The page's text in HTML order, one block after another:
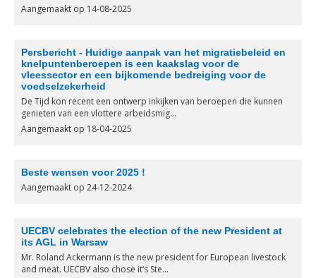
Aangemaakt op 14-08-2025
Persbericht - Huidige aanpak van het migratiebeleid en
knelpuntenberoepen is een kaakslag voor de
vleessector en een bijkomende bedreiging voor de
voedselzekerheid
De Tijd kon recent een ontwerp inkijken van beroepen die kunnen
genieten van een vlottere arbeidsmig...
Aangemaakt op 18-04-2025
Beste wensen voor 2025 !
Aangemaakt op 24-12-2024
UECBV celebrates the election of the new President at
its AGL in Warsaw
Mr. Roland Ackermann is the new president for European livestock
and meat. UECBV also chose it‘s Ste...